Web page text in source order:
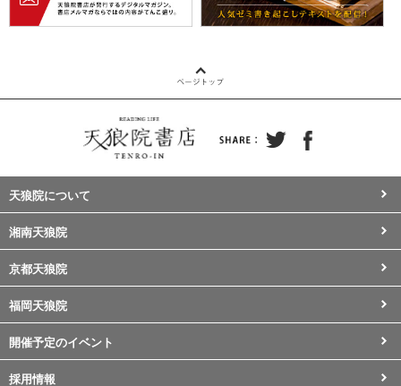
天狼院について
湘南天狼院
京都天狼院
福岡天狼院
開催予定のイベント
採用情報